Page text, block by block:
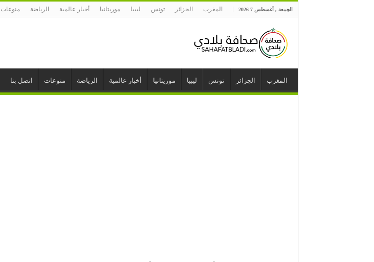
الجمعة , أغسطس 7 2026 المغرب الجزائر تونس ليبيا موريتانيا أخبار عالمية الرياضة منوعات
المغرب الجزائر تونس ليبيا موريتانيا أخبار عالمية الرياضة منوعات اتصل بنا